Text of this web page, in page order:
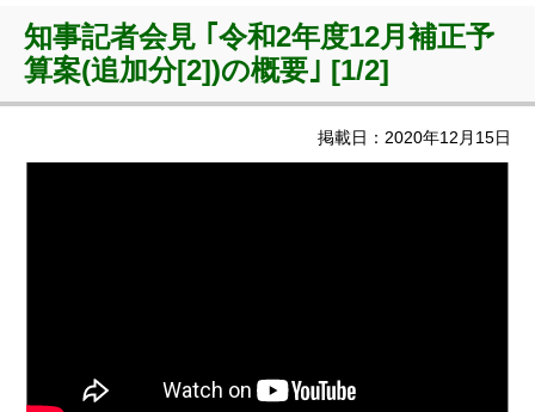
知事記者会見 ｢令和2年度12月補正予
算案(追加分[2])の概要｣ [1/2]
掲載日：2020年12月15日